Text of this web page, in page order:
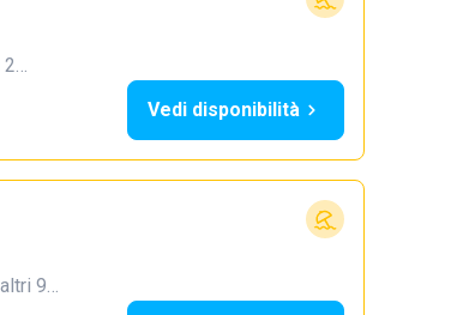
2…
Vedi disponibilità
9…